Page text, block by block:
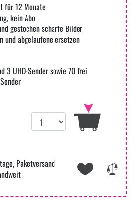
für 12 Monate
kein Abo
gestochen scharfe Bilder
und abgelaufene ersetzen
3 UHD-Sender sowie 70 frei
Paketversand